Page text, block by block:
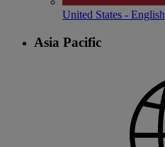
United States - English
Asia Pacific